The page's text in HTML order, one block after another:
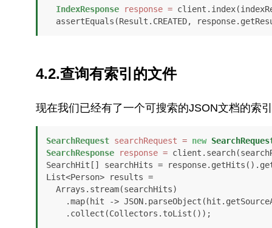
IndexResponse response =
assertEquals(Result.CREATED,
4.2.查询有索引的文件
现在我们已经有了一个可搜索的JSON文档的索
SearchRequest searchRequest = new
SearchResponse
response =
SearchHit[] searchHits =
List<Person> results =
    .collect(Collectors.toList());